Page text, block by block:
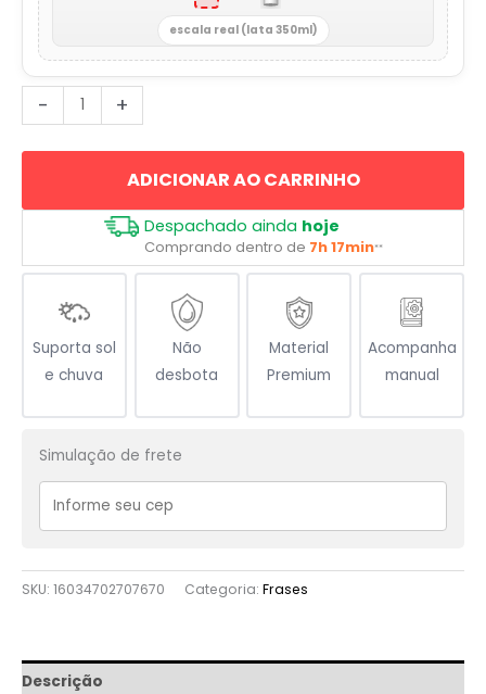
escala real (lata 350ml)
-
nunca
tentar
vai
quantidade
+
ADICIONAR AO CARRINHO
Despachado ainda hoje
Comprando dentro de 7h 17min**
Suporta sol
e chuva
Não
desbota
Material
Premium
Acompanha
manual
Simulação de frete
SKU: 16034702707670 Categoria: Frases
Descrição